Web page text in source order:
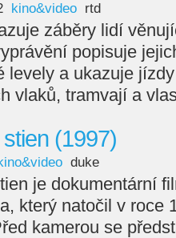
kino&video rtd
záběry lidí
popisuje
levely a ukazuje
vlaků, tramvají a
(1997)
duke
je dokumentární
který natočil v roce
kamerou se